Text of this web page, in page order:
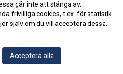
2016-10-05 11:17
2016-10-05 11:17
går inte att stänga av.
frivilliga cookies, t.ex. för statistik
själv om du vill acceptera dessa.
Acceptera alla